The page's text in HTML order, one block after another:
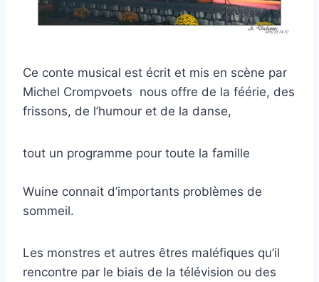
Ce conte musical est écrit et mis en scène par
Michel Crompvoets nous offre de la féérie, des
frissons, de l’humour et de la danse,
tout un programme pour toute la famille
Wuine connait d’importants problèmes de
sommeil.
Les monstres et autres êtres maléfiques qu’il
rencontre par le biais de la télévision ou des